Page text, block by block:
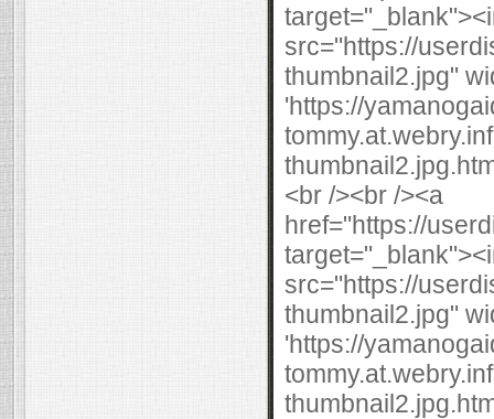
src="https://
thumbnail2.jpg"
'https://
<br /><br /><a
href="https://
src="https://
thumbnail2.jpg"
'https://